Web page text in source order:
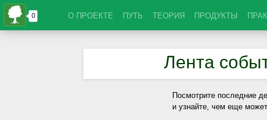
О ПРОЕКТЕ ПУТЬ ТЕОРИЯ ПРОДУКТЫ
Лента
Посмотрите последние
и узнайте, чем еще